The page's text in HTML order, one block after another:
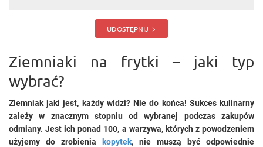
których z powodzeniem użyjemy do zrobienia kopytek, nie m
UDOSTĘPNIJ
Ziemniaki na frytki – jaki typ
wybrać?
Ziemniak jaki jest, każdy widzi? Nie do końca! Sukces kulinarny
zależy w znacznym stopniu od wybranej podczas zakupów
odmiany. Jest ich ponad 100, a warzywa, których z powodzeniem
użyjemy do zrobienia
kopytek, nie muszą być odpowiednie